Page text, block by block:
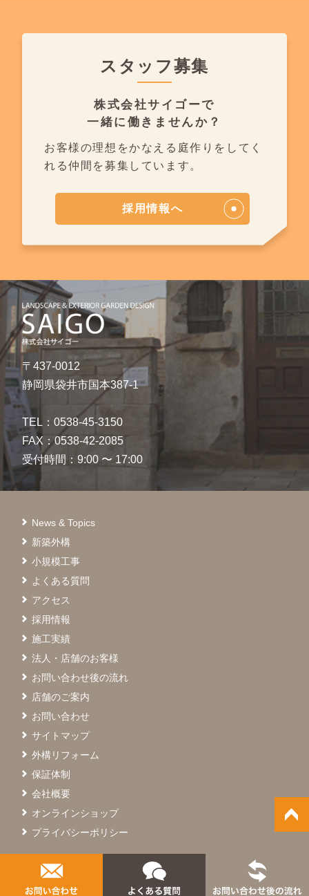
スタッフ募集
株式会社サイゴーで
一緒に働きませんか？
お客様の理想をかなえる庭作りを してく
れる仲間を募集しています。
採用情報へ
〒437-0012
静岡県袋井市国本387-1
TEL：0538-45-3150
FAX：0538-42-2085
受付時間：9:00 〜 17:00
News & Topics
新築外構
小規模工事
よくある質問
アクセス
採用情報
施工実績
法人・店舗のお客様
お問い合わせ後の流れ
店舗のご案内
お問い合わせ
サイトマップ
外構リフォーム
保証体制
会社概要
オンラインショップ
プライバシーポリシー
© SAIGO Co.,Ltd.